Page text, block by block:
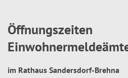
Öffnungszeiten
im Rathaus Sandersdorf-Brehna